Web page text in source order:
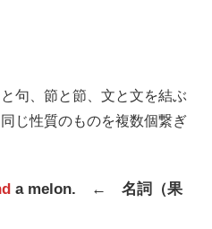
句、節と節、文と文を結ぶ
じ性質のものを複数個繋ぎ
a melon. ← 名詞（果